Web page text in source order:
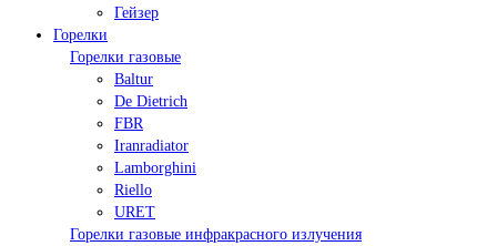
Гейзер
Горелки
Горелки газовые
Baltur
De Dietrich
FBR
Iranradiator
Lamborghini
Riello
URET
Горелки газовые инфракрасного излучения